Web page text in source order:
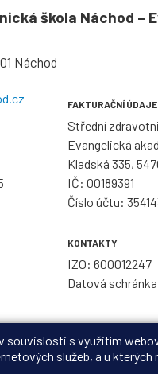
škola Náchod –
Náchod
FAKTURAČNÍ ÚDAJE
Střední
Evangelická
Kladská 335,
IČ: 00189391
Číslo účtu:
KONTAKTY
IZO: 600012247
Datová
2026 | Přihlásit
souvislosti s využitím
služeb, a u